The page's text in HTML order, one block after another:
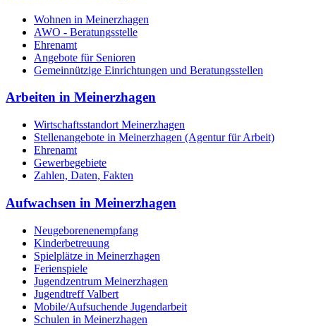
Wohnen in Meinerzhagen
AWO - Beratungsstelle
Ehrenamt
Angebote für Senioren
Gemeinnützige Einrichtungen und Beratungsstellen
Arbeiten in Meinerzhagen
Wirtschaftsstandort Meinerzhagen
Stellenangebote in Meinerzhagen (Agentur für Arbeit)
Ehrenamt
Gewerbegebiete
Zahlen, Daten, Fakten
Aufwachsen in Meinerzhagen
Neugeborenenempfang
Kinderbetreuung
Spielplätze in Meinerzhagen
Ferienspiele
Jugendzentrum Meinerzhagen
Jugendtreff Valbert
Mobile/Aufsuchende Jugendarbeit
Schulen in Meinerzhagen